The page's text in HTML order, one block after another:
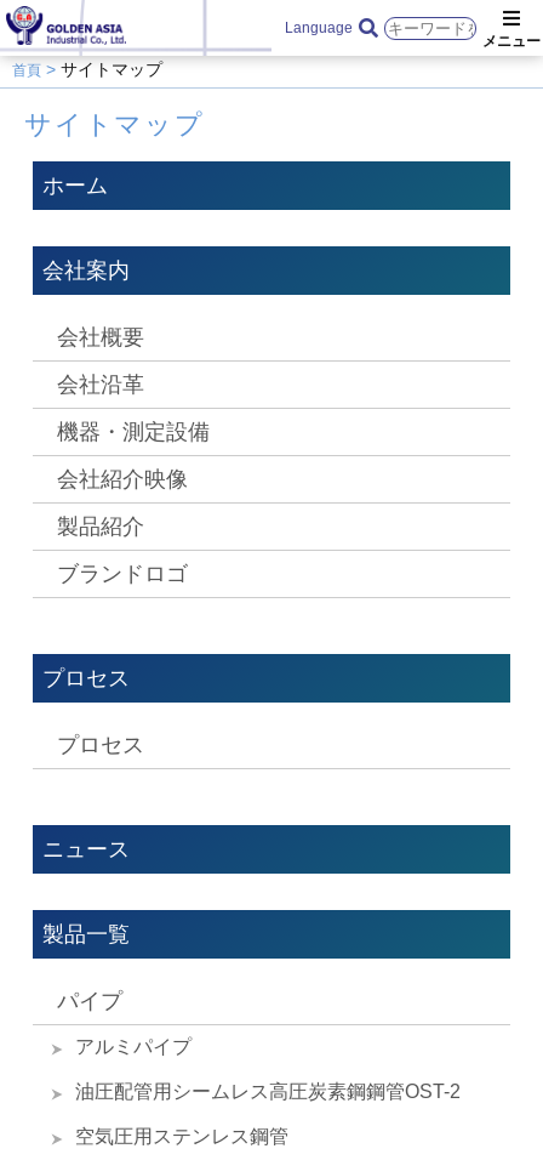
Language
首頁 サイトマップ
サイトマップ
ホーム
会社案内
会社概要
会社沿革
機器・測定設備
会社紹介映像
製品紹介
ブランドロゴ
プロセス
プロセス
ニュース
製品一覧
パイプ
アルミパイプ
油圧配管用シームレス高圧炭素鋼鋼管OST-2
空気圧用ステンレス鋼管